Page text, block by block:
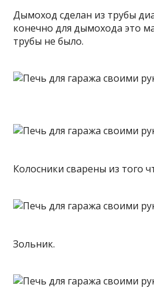
Дымоход сделан из трубы
конечно для дымохода это
трубы не было.
Колосники сварены из того
Зольник.